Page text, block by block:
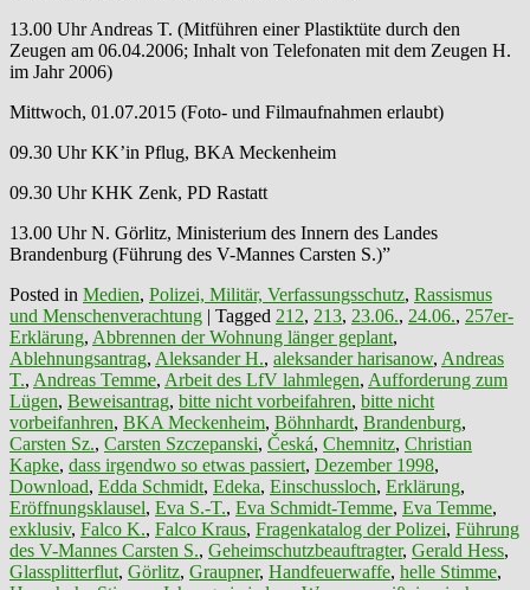
13.00 Uhr Andreas T. (Mitführen einer Plastiktüte durch den
Zeugen am 06.04.2006; Inhalt von Telefonaten mit dem Zeugen H.
im Jahr 2006)
Mittwoch, 01.07.2015 (Foto- und Filmaufnahmen erlaubt)
09.30 Uhr KK’in Pflug, BKA Meckenheim
09.30 Uhr KHK Zenk, PD Rastatt
13.00 Uhr N. Görlitz, Ministerium des Innern des Landes
Brandenburg (Führung des V-Mannes Carsten S.)”
Posted in Medien, Polizei, Militär, Verfassungsschutz, Rassismus
und Menschenverachtung | Tagged 212, 213, 23.06., 24.06., 257er-
Erklärung, Abbrennen der Wohnung länger geplant,
Ablehnungsantrag, Aleksander H., aleksander harisanow, Andreas
T., Andreas Temme, Arbeit des LfV lahmlegen, Aufforderung zum
Lügen, Beweisantrag, bitte nicht vorbeifahren, bitte nicht
vorbeifanhren, BKA Meckenheim, Böhnhardt, Brandenburg,
Carsten Sz., Carsten Szczepanski, Česká, Chemnitz, Christian
Kapke, dass irgendwo so etwas passiert, Dezember 1998,
Download, Edda Schmidt, Edeka, Einschussloch, Erklärung,
Eröffnungsklausel, Eva S.-T., Eva Schmidt-Temme, Eva Temme,
exklusiv, Falco K., Falco Kraus, Fragenkatalog der Polizei, Führung
des V-Mannes Carsten S., Geheimschutzbeauftragter, Gerald Hess,
Glassplitterflut, Görlitz, Graupner, Handfeuerwaffe, helle Stimme,